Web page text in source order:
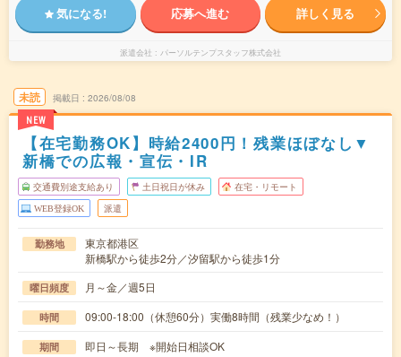
気になる! 応募へ進む 詳しく見る
派遣会社 パーソルテンプスタッフ株式会社
未読
NEW
掲載日 2026/08/08
【在宅勤務OK】時給2400円！残業ほぼなし▼
新橋での広報・宣伝・IR
交通費別途支給あり 土日祝日が休み 在宅・リモート
WEB登録OK 派遣
勤務地
東京都港区
新橋駅から徒歩2分／汐留駅から徒歩1分
曜日頻度 月～金／週5日
時間 09:00-18:00（休憩60分）実働8時間（残業少なめ！）
期間 即日～長期 ※開始日相談OK